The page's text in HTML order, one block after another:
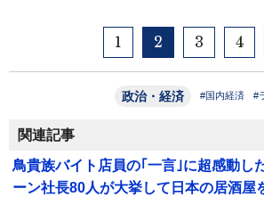
1 2 3 4
政治・経済 #国内経済 #
関連記事
鳥貴族バイト店員の｢一言｣に超感動し
ーン社長80人が大挙して日本の居酒屋